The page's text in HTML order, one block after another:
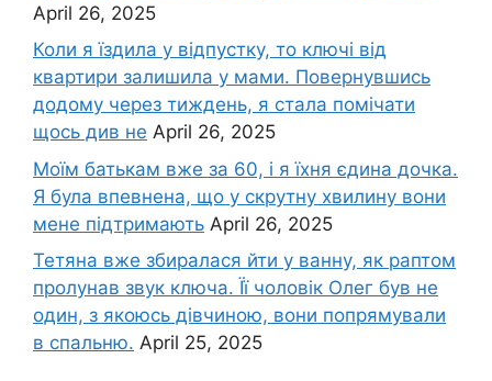
April 26, 2025
Коли я їздила у відпустку, то ключі від
квартири залишила у мами. Повернувшись
додому через тиждень, я стала помічати
щось див не April 26, 2025
Моїм батькам вже за 60, і я їхня єдина дочка.
Я була впевнена, що у скрутну хвилину вони
мене підтримають April 26, 2025
Тетяна вже збиралася йти у ванну, як раптом
пролунав звук ключа. Її чоловік Олег був не
один, з якоюсь дівчиною, вони попрямували
в спальню. April 25, 2025